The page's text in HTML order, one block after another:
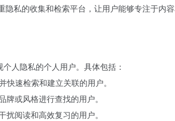
私的收集和检索平台，让用户能够专注于内
人隐私的个人用户。具体包括：
速检索和建立关联的用户。
或风格进行查找的用户。
阅读和高效复习的用户。